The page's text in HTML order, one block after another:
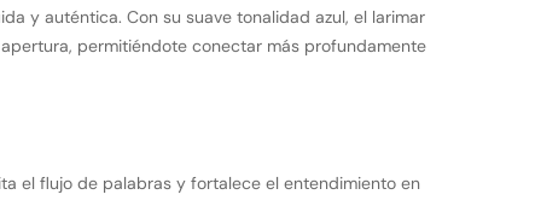
y auténtica. Con su suave tonalidad azul, el larimar
permitiéndote conectar más profundamente
el flujo de palabras y fortalece el entendimiento en